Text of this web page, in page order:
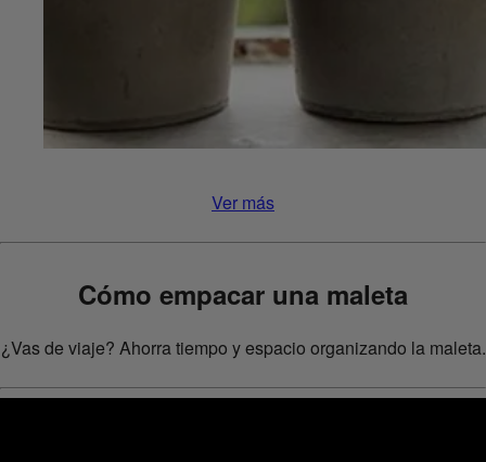
Ver más
Cómo empacar una maleta
¿Vas de viaje? Ahorra tiempo y espacio organizando la maleta.